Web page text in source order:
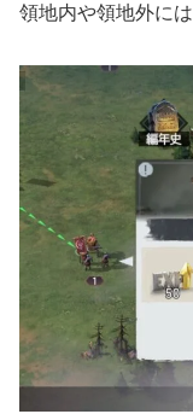
領地内や領地外には